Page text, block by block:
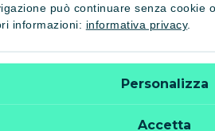
può continuare senza cookie
informazioni: informativa privacy.
Accetta
Personalizza